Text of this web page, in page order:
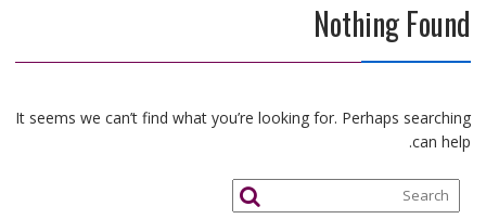
Nothing Found
It seems we can’t find what you’re looking for. Perhaps searching
can help.